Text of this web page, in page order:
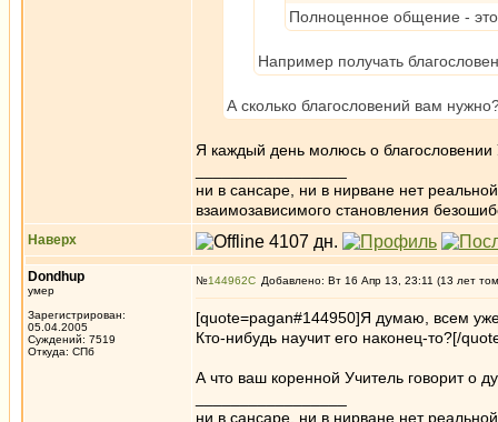
Полноценное общение -
Например получать
А сколько благословений вам
Я каждый день молюсь о благословении
ни в сансаре, ни в нирване нет
взаимозависимого становления
Наверх
Dondhup
умер
Зарегистрирован:
05.04.2005
Суждений: 7519
Откуда: СПб
№144962 Добавлено: Вт 16 Апр 13, 23:11 (13 лет
[quote=pagan#144950]Я думаю, всем
Кто-нибудь научит его наконец-то?[/
А что ваш коренной Учитель говорит о
ни в сансаре, ни в нирване нет